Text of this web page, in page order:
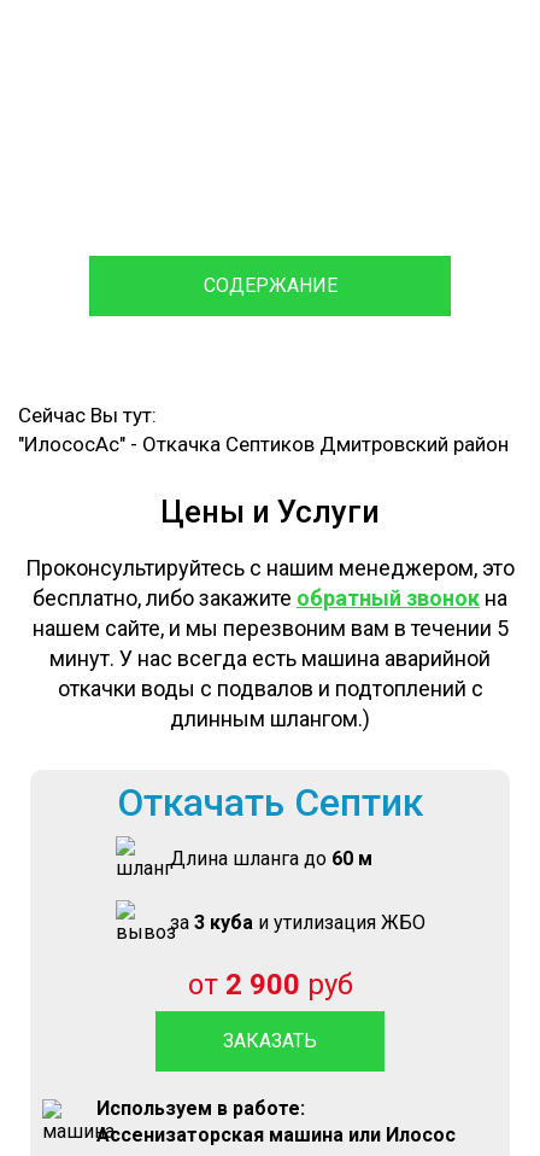
СОДЕРЖАНИЕ
Сейчас Вы тут:
"ИлососАс" - Откачка Септиков Дмитровский район
Цены и Услуги
Проконсультируйтесь с нашим менеджером, это
бесплатно, либо закажите обратный звонок на
нашем сайте, и мы перезвоним вам в течении 5
минут. У нас всегда есть машина аварийной
откачки воды с подвалов и подтоплений с
длинным шлангом.)
Откачать Септик
Длина шланга до 60 м
за 3 кубаи утилизация ЖБО
от 2 900 руб
ЗАКАЗАТЬ
Используем в работе:
Ассенизаторская машина или Илосос